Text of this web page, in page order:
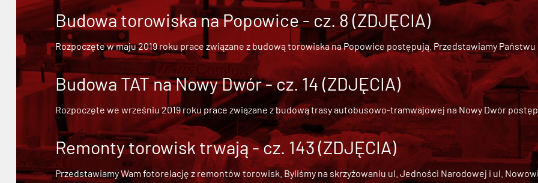
Budowa torowiska na Popowice - cz. 8 (ZDJĘCIA)
Rozpoczęte w maju 2019 roku prace związane z budową torowiska na Popowice postępują. Przedstawiamy
Budowa TAT na Nowy Dwór - cz. 14 (ZDJĘCIA)
Rozpoczęte we wrześniu 2019 roku prace związane zbudową trasy autobusowo-tramwajowej na Nowy Dwór
Remonty torowisk trwają - cz. 143 (ZDJĘCIA)
Przedstawiamy Wam fotorelację z remontów torowisk. Byliśmy na skrzyżowaniu ul. Jedności Narodowej i ul.